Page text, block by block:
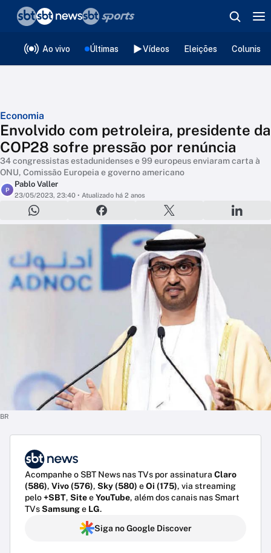
Ao vivo Últimas Vídeos Eleições
Economia
Envolvido com petroleira, presidente da
COP28 sofre pressão por renúncia
34 congressistas estadunidenses e 99 europeus enviaram carta à
ONU, Comissão Europeia e governo americano
P
Pablo Valler
23/05/2023, 23:40 • Atualizado há 2 anos
BR
Acompanhe o SBT News nas TVs por assinatura Claro
(586), Vivo (576), Sky (580) eOi (175), via streaming
pelo+SBT, SiteeYouTube, além dos canais nas Smart
TVsSamsunge LG.
Siga no Google Discover
❮voltar
Editorias